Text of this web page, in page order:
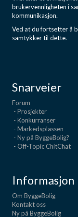
brukervennligheten i
kommunikasjon.
Ved at du fortsetter å
samtykker til dette.
Snarveier
Forum
- Prosjekter
- Konkurranser
- Markedsplassen
- Ny på ByggeBolig?
- Off-Topic ChitChat
Informasjon
Om ByggeBolig
Kontakt oss
Ny på ByggeBolig